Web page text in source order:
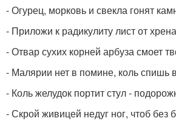
- Огурец, морковь и свекла гонят
- Приложи к радикулиту лист от
- Отвар сухих корней арбуза смоет
- Малярии нет в помине, коль спишь
- Коль желудок портит стул -
- Скрой живицей недуг ног, чтоб без